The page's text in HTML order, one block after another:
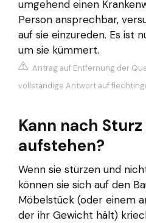
umgehend einen
Person ansprechbar,
auf sie einzureden. Es ist
um sie kümmert.
Antrag auf Entfernung der
vollständige Antwort auf
Kann nach
aufstehen?
Wenn sie stürzen und
können sie sich auf den
Möbelstück (oder einem
der ihr Gewicht hält)